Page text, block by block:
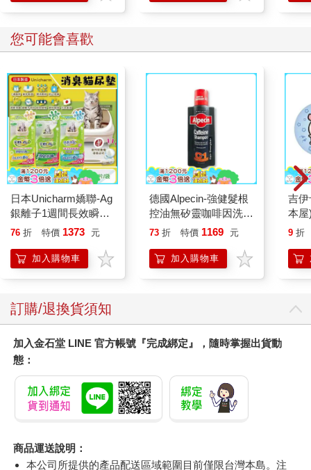
您可能會喜歡
日本Unicharm嬌聯-Ag
銀離子1週間長效瞬吸
乾爽寵物消臭大師貓尿
防滲漏貓尿布/可觀察
尿色貓潔墊補充包/本
76 折 特價 1373 元
加入購物車
德國Alpecin-強健髮根
控油無矽靈咖啡因洗髮
凝露375ml/瓶-C1強健
調理頭皮洗髮液/0矽靈
滋潤洗頭髮水/一般髮
73 折 特價 1169 元
加入購物車
吉
本屋
9 折
訂購/退換貨須知
加入金石堂 LINE 官方帳號『完成綁定』，隨時掌握出貨動
態：
商品運送說明：
本公司所提供的產品配送區域範圍目前僅限台灣本島。注